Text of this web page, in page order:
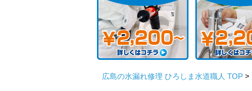
広島の水漏れ修理 ひろしま水道職人 TOP >